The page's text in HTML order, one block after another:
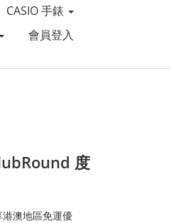
CASIO 手錶
會員登入
度
澳地區免運優